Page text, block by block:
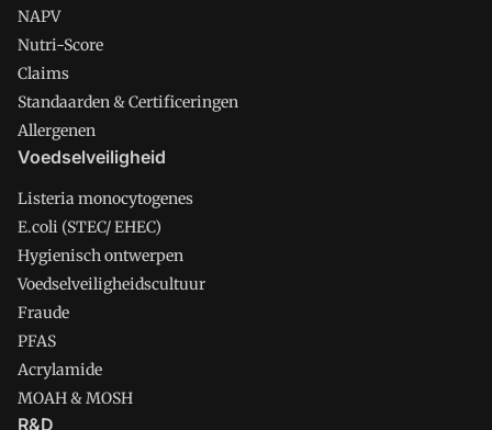
NAPV
Nutri-Score
Claims
Standaarden & Certificeringen
Allergenen
Voedselveiligheid
Listeria monocytogenes
E.coli (STEC/ EHEC)
Hygienisch ontwerpen
Voedselveiligheidscultuur
Fraude
PFAS
Acrylamide
MOAH & MOSH
R&D